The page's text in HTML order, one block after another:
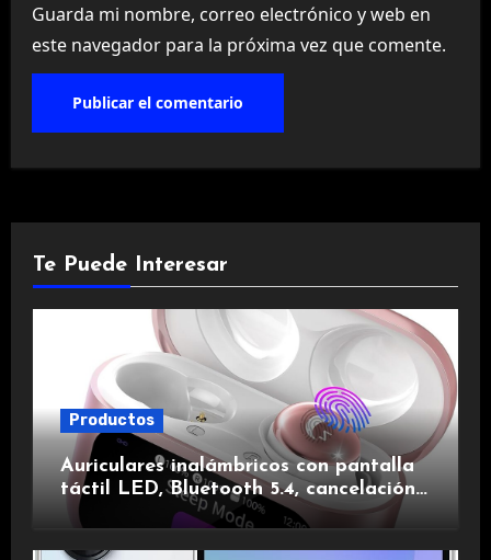
Guarda mi nombre, correo electrónico y web en
este navegador para la próxima vez que comente.
Te Puede Interesar
Productos
Auriculares inalámbricos con pantalla
táctil LED, Bluetooth 5.4, cancelación
de ruido, impermeables y de larga